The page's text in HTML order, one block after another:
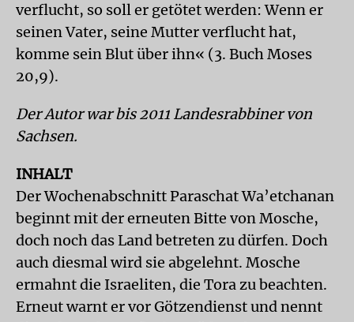
verflucht, so soll er getötet werden: Wenn er
seinen Vater, seine Mutter verflucht hat,
komme sein Blut über ihn« (3. Buch Moses
20,9).
Der Autor war bis 2011 Landesrabbiner von
Sachsen.
INHALT
Der Wochenabschnitt Paraschat Wa’etchanan
beginnt mit der erneuten Bitte von Mosche,
doch noch das Land betreten zu dürfen. Doch
auch diesmal wird sie abgelehnt. Mosche
ermahnt die Israeliten, die Tora zu beachten.
Erneut warnt er vor Götzendienst und nennt